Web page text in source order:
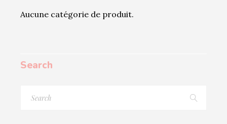
Aucune catégorie de produit.
Search
for: